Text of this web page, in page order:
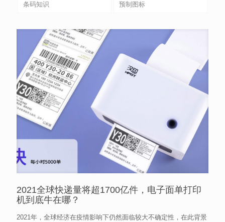
条码知识 预制图标
2021全球快递量将超1700亿件，电子面单打印
机到底牛在哪？
2021年，全球经济在疫情影响下仍然面临较大不确定性，在此背景